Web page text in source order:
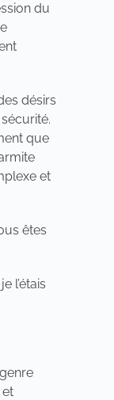
du
désirs
que
et
êtes
l’étais
et